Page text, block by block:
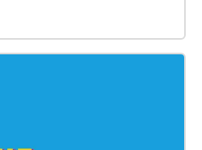
e montaggio di Lucio